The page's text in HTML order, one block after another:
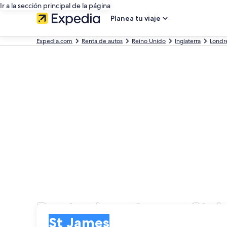
Ir a la sección principal de la página
Planea tu viaje
Expedia.com Renta de autos Reino Unido Inglaterra
Renta de autos en St
St James